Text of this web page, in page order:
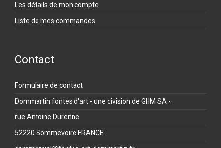
Les détails de mon compte
Liste de mes commandes
Contact
Formulaire de contact
Dommartin fontes d'art - une division de GHM SA -
rue Antoine Durenne
52220 Sommevoire FRANCE